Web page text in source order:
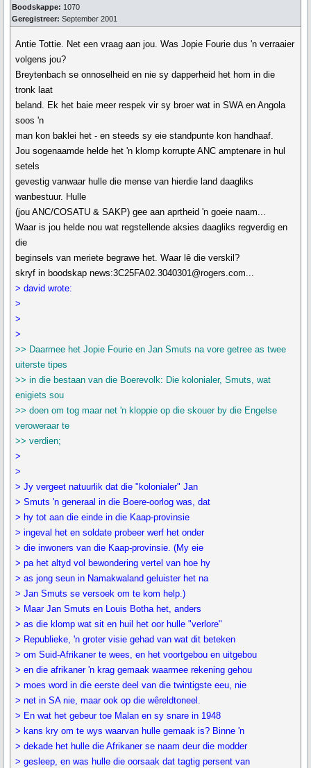
Boodskappe: 1070
Geregistreer: September 2001
Antie Tottie. Net een vraag aan jou. Was Jopie Fourie dus 'n verraaier
volgens jou?
Breytenbach se onnoselheid en nie sy dapperheid het hom in die
tronk laat
beland. Ek het baie meer respek vir sy broer wat in SWA en Angola
soos 'n
man kon baklei het - en steeds sy eie standpunte kon handhaaf.
Jou sogenaamde helde het 'n klomp korrupte ANC amptenare in hul
setels
gevestig vanwaar hulle die mense van hierdie land daagliks
wanbestuur. Hulle
(jou ANC/COSATU & SAKP) gee aan aprtheid 'n goeie naam...
Waar is jou helde nou wat regstellende aksies daagliks regverdig en
die
beginsels van meriete begrawe het. Waar lê die verskil?
skryf in boodskap news:3C25FA02.3040301@rogers.com...
> david wrote:
>
>
>
>> Daarmee het Jopie Fourie en Jan Smuts na vore getree as twee
uiterste tipes
>> in die bestaan van die Boerevolk: Die kolonialer, Smuts, wat
enigiets sou
>> doen om tog maar net 'n kloppie op die skouer by die Engelse
veroweraar te
>> verdien;
>
>
> Jy vergeet natuurlik dat die "kolonialer" Jan
> Smuts 'n generaal in die Boere-oorlog was, dat
> hy tot aan die einde in die Kaap-provinsie
> ingeval het en soldate probeer werf het onder
> die inwoners van die Kaap-provinsie. (My eie
> pa het altyd vol bewondering vertel van hoe hy
> as jong seun in Namakwaland geluister het na
> Jan Smuts se versoek om te kom help.)
> Maar Jan Smuts en Louis Botha het, anders
> as die klomp wat sit en huil het oor hulle "verlore"
> Republieke, 'n groter visie gehad van wat dit beteken
> om Suid-Afrikaner te wees, en het voortgebou en uitgebou
> en die afrikaner 'n krag gemaak waarmee rekening gehou
> moes word in die eerste deel van die twintigste eeu, nie
> net in SA nie, maar ook op die wêreldtoneel.
> En wat het gebeur toe Malan en sy snare in 1948
> kans kry om te wys waarvan hulle gemaak is? Binne 'n
> dekade het hulle die Afrikaner se naam deur die modder
> gesleep, en was hulle die oorsaak dat tagtig persent van